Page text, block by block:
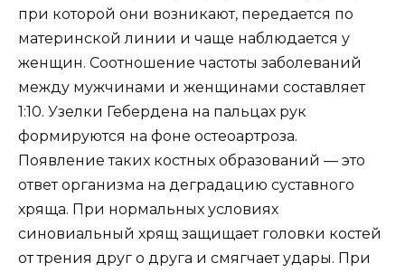
при которой они возникают, передается по
материнской линии и чаще наблюдается у
женщин. Соотношение частоты заболеваний
между мужчинами и женщинами составляет
1:10. Узелки Гебердена на пальцах рук
формируются на фоне остеоартроза.
Появление таких костных образований — это
ответ организма на деградацию суставного
хряща. При нормальных условиях
синовиальный хрящ защищает головки костей
от трения друг о друга и смягчает удары. При